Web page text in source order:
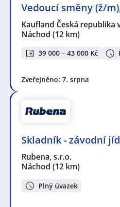
Vedoucí směny (ž/
Kaufland Česká republika
Náchod (12 km)
39 000 – 43 000 Kč
Zveřejněno: 7. srpna
Skladník - závodní
Rubena, s.r.o.
Náchod (12 km)
Plný úvazek